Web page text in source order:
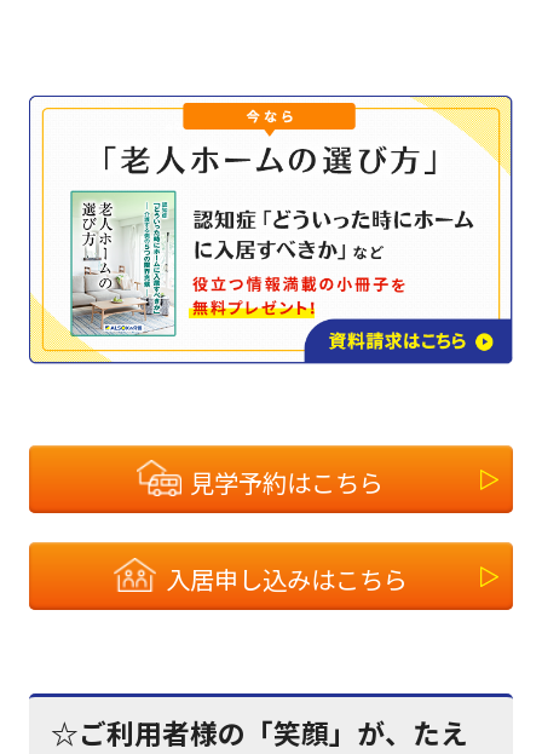
見学予約はこちら
入居申し込みはこちら
☆ご利用者様の「笑顔」が、たえ